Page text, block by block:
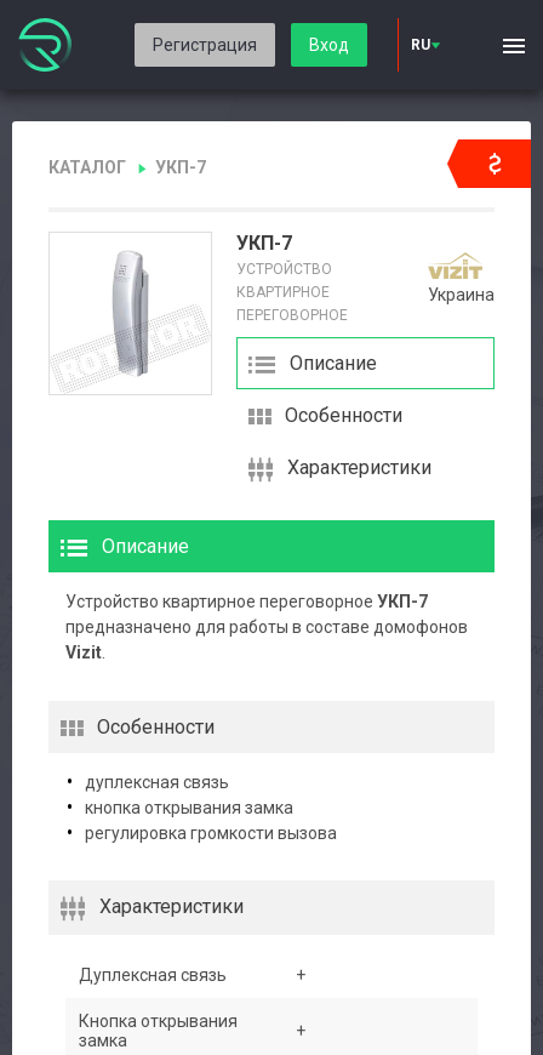
Регистрация Вход RU
Авторизация
Сервис
Доставка
КАТАЛОГ УКП-7
УКП-7
УСТРОЙСТВО
КВАРТИРНОЕ
ПЕРЕГОВОРНОЕ
Украина
Описание
Особенности
Характеристики
Описание
Устройство квартирное переговорное УКП-7
предназначено для работы в составе домофонов
Vizit
Особенности
дуплексная связь
кнопка открывания замка
регулировка громкости вызова
Характеристики
Дуплексная связь +
Кнопка открывания
замка
+